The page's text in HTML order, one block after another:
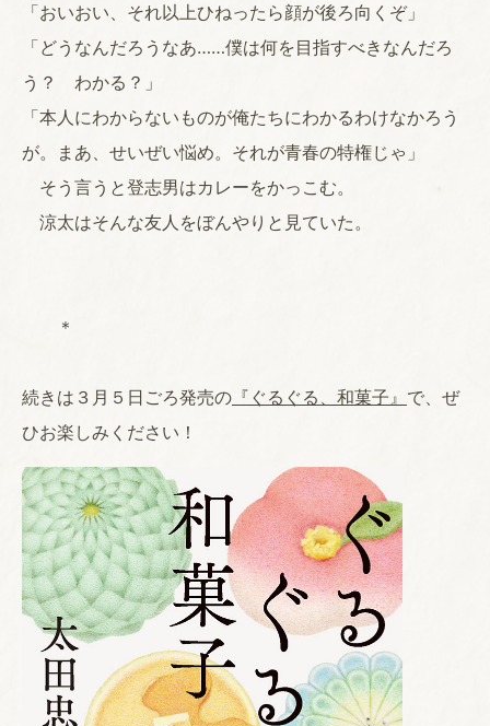
「おいおい、それ以上ひねったら顔が後ろ向くぞ」
「どうなんだろうなあ……僕は何を目指すべきなんだろ
う？ わかる？」
「本人にわからないものが俺たちにわかるわけなかろう
が。まあ、せいぜい悩め。それが青春の特権じゃ」
そう言うと登志男はカレーをかっこむ。
涼太はそんな友人をぼんやりと見ていた。
＊
続きは３月５日ごろ発売の 『ぐるぐる、和菓子』 で、ぜ
ひお楽しみください！